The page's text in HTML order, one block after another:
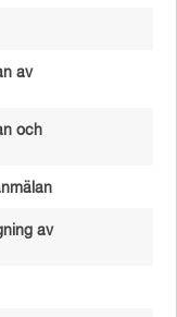
av
och
av